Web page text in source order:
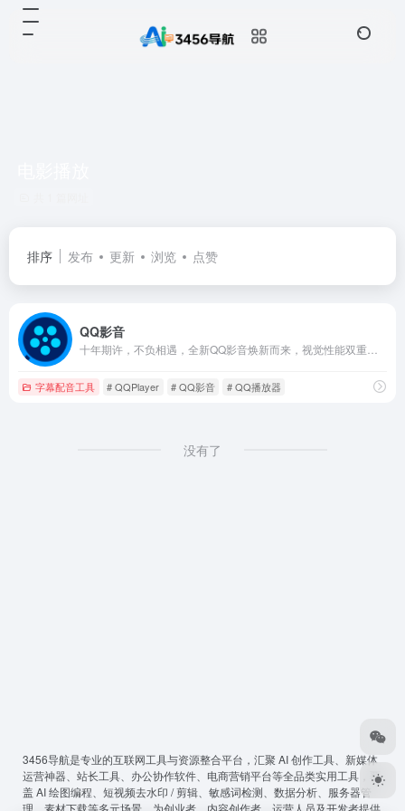
排序 发布 更新 浏览 点赞
QQ影音
字幕配音工具 # QQPlayer # QQ影音 # QQ播放器
没有了
3456导航是专业的互联网工具与资源整合平台，汇聚 AI 创作工具、新媒体
运营神器、站长工具、办公协作软件、电商营销平台等全品类实用工具，覆
盖 AI 绘图编程、短视频去水印 / 剪辑、敏感词检测、数据分析、服务器管
理、素材下载等多元场景，为创业者、内容创作者、运营人员及开发者提供